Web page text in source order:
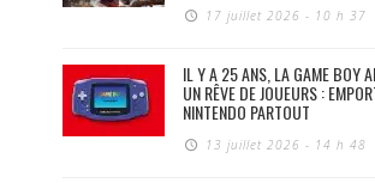
17 juillet 2026 - 10 h 37
IL Y A 25 ANS, LA GAME BOY
UN RÊVE DE JOUEURS :
NINTENDO PARTOUT
13 juillet 2026 - 14 h 48